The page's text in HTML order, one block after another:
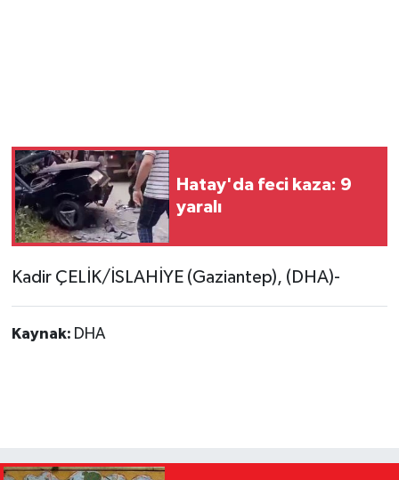
Hatay'da feci kaza: 9
yaralı
Kadir ÇELİK/İSLAHİYE (Gaziantep), (DHA)-
Kaynak: DHA